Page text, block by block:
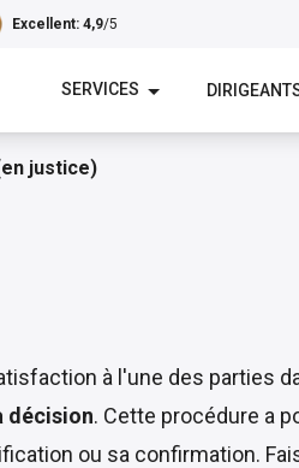
Excellent: 4,9/5
SERVICES
justice)
à l'une des parties
décision. Cette procédure a
ou sa confirmation.